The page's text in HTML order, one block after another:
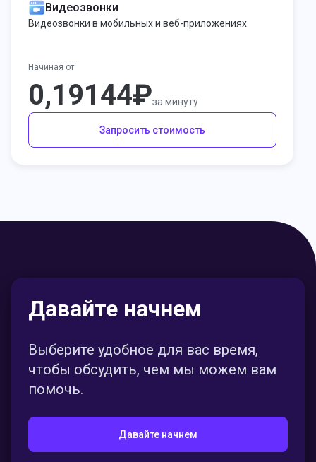
Видеозвонки
Видеозвонки в мобильных и веб-приложениях
Начиная от
0,19144₽за минуту
Запросить стоимость
Давайте начнем
Выберите удобное для вас время,
чтобы обсудить, чем мы можем вам
помочь.
Давайте начнем